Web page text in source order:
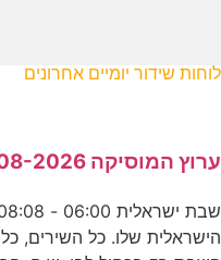
לוחות שידור יומיים אחרונים
ערוץ המוסיקה 08-08-2026
הישראלית שלו. כל השירים,